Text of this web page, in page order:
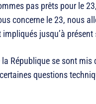
pas prêts pour le
concerne le 23, nous
jusqu’à
République se sont mis
questions